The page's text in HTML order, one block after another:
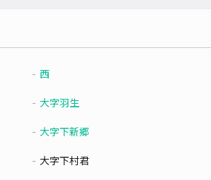
西
大字羽生
大字下新郷
大字下村君